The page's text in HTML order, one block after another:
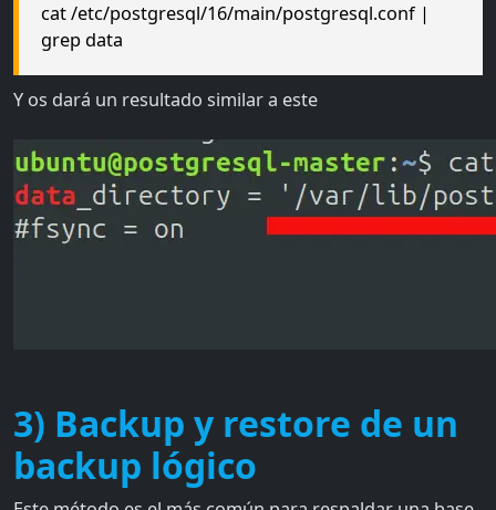
cat /etc/postgresql/16/main/postgresql.conf |
grep data
Y os dará un resultado similar a este
3) Backup y restore de un
backup lógico